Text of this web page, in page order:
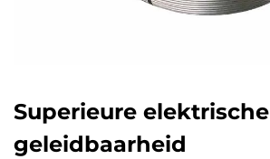
Superieure elektrische
geleidbaarheid